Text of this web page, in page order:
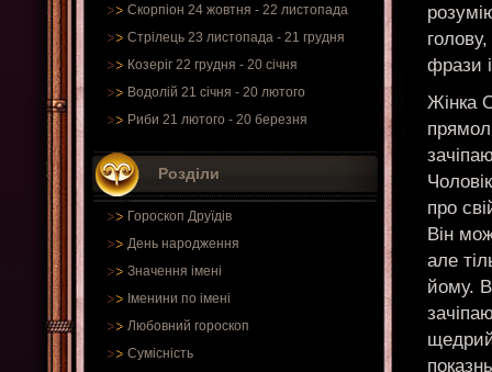
Скорпіон 24 жовтня - 22 листопада
Стрілець 23 листопада - 21 грудня
Козеріг 22 грудня - 20 січня
Водолій 21 січня - 20 лютого
Риби 21 лютого - 20 березня
Розділи
Гороскоп Друїдів
День народження
Значення імені
Іменини по імені
Любовний гороскоп
Сумісність
фрази
Жінка
про
Він
але
йому. В